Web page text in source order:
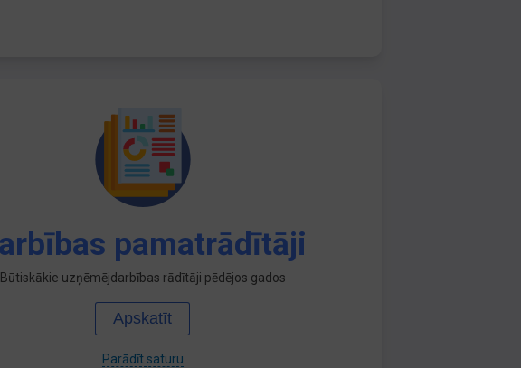
pamatrādītāji
Būtiskākie uzņēmējdarbības rādītāji pēdējos gados
Apskatīt
Parādīt saturu